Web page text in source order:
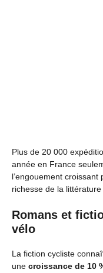
Plus de 20 000
année en France
l’engouement
richesse de la littérature
Romans et
vélo
La fiction cycliste
une croissance de 10